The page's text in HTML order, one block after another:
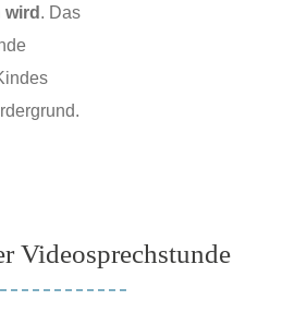
wird . Das
Videosprechstunde